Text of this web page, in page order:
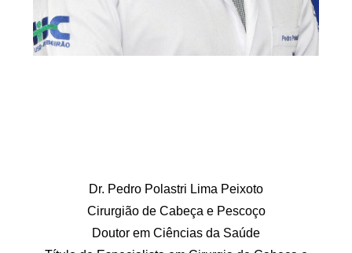
Dr. Pedro Polastri Lima Peixoto
Cirurgião de Cabeça e Pescoço
Doutor em Ciências da Saúde